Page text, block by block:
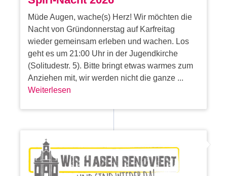
Müde Augen, wache(s) Herz! Wir möchten die
Nacht von Gründonnerstag auf Karfreitag
wieder gemeinsam erleben und wachen. Los
geht es um 21:00 Uhr in der Jugendkirche
(Solitudestr. 5). Bitte bringt etwas warmes zum
Anziehen mit, wir werden nicht die ganze ...
Weiterlesen